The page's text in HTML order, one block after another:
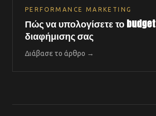
PERFORMANCE MARKETING
Πώς να υπολογίσετε το budget
διαφήμισης σας
Διάβασε το άρθρο →